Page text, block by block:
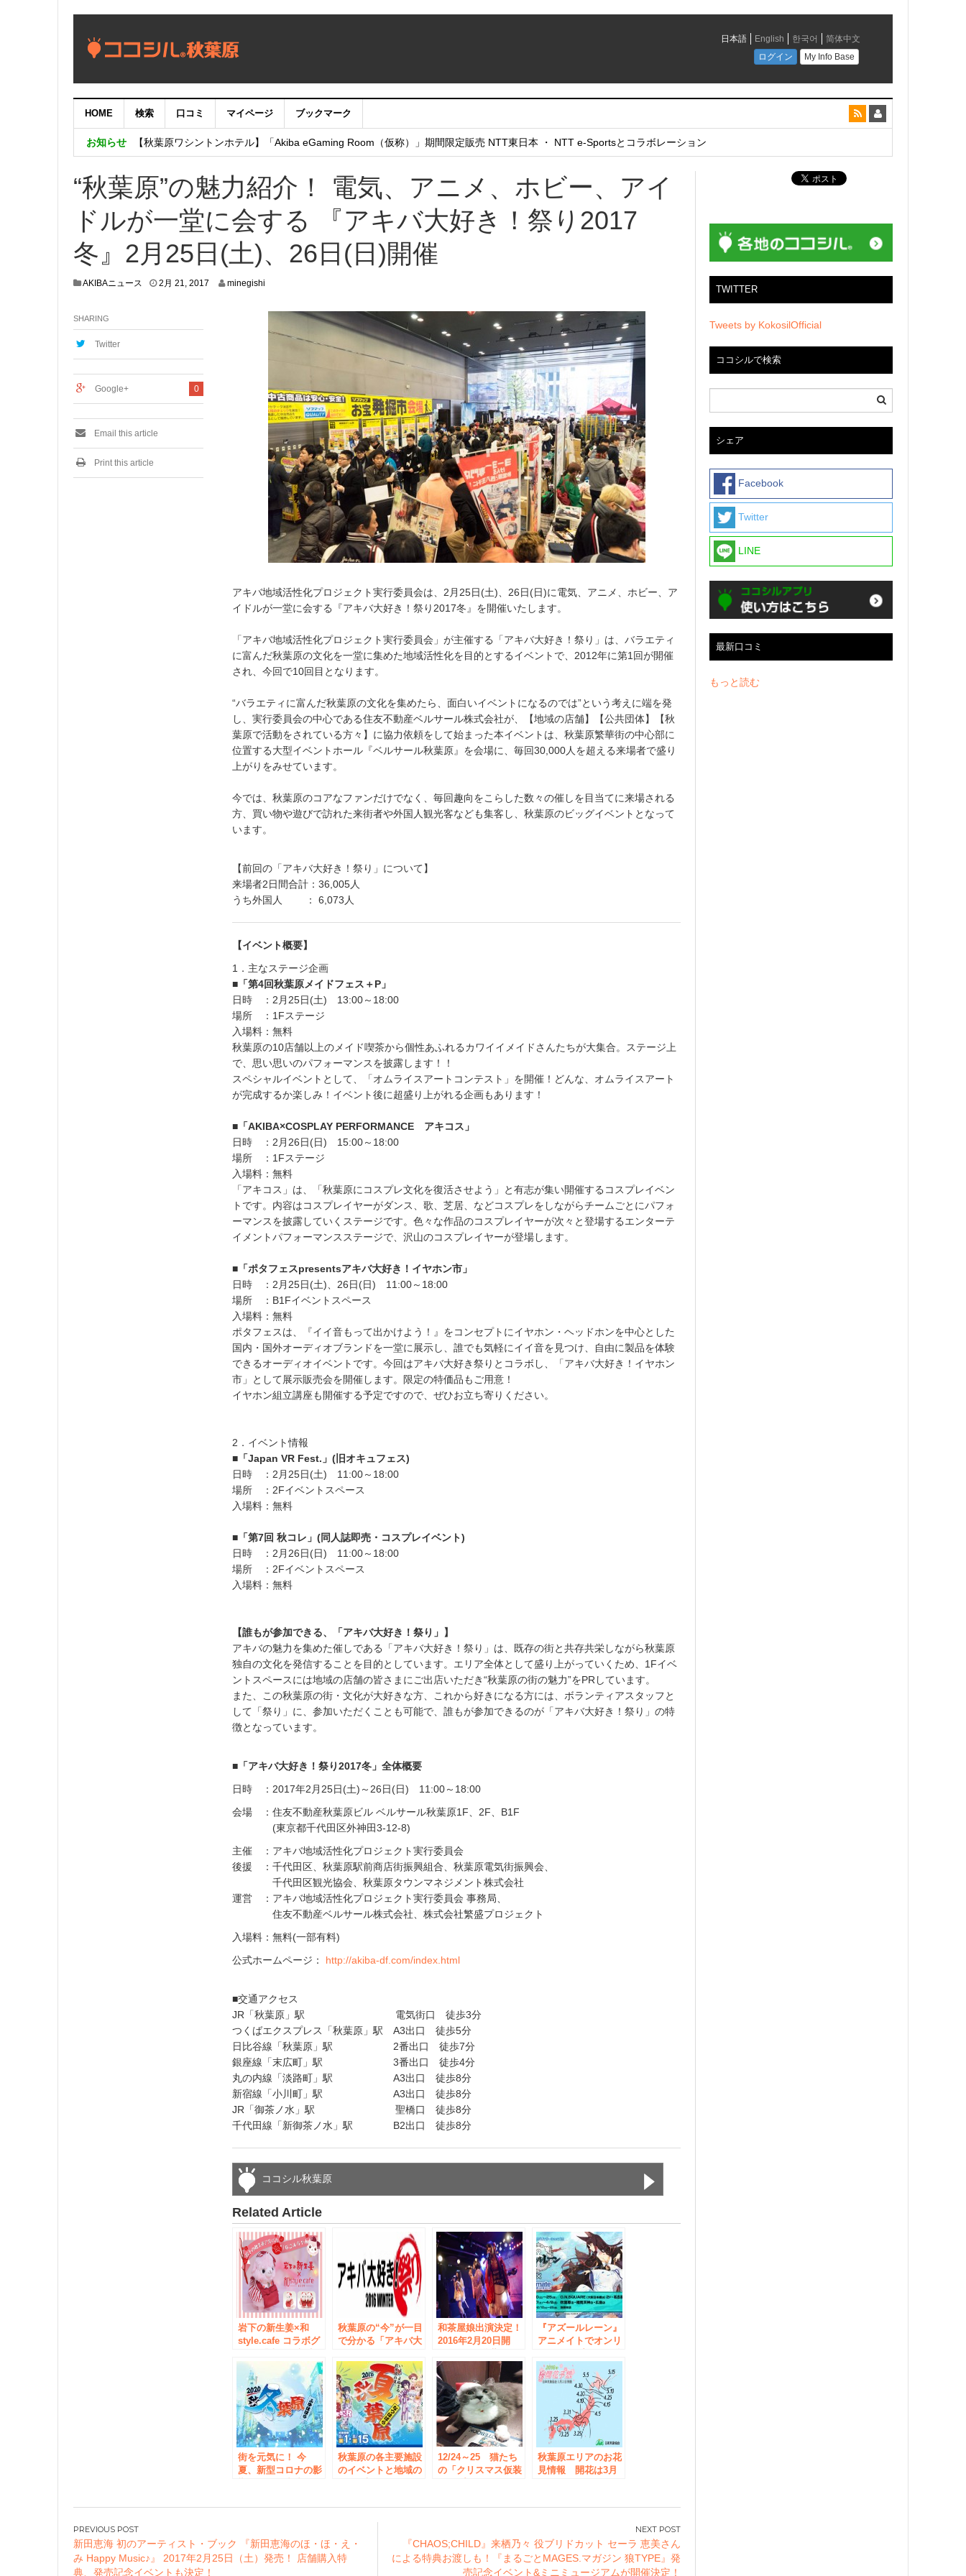
HOME 検索 口コミ マイページ ブックマーク
お知らせ
【重要：9月5日（火）22時】ココシル：アカウントサービス移行のお知らせ
【秋葉原ワシントンホテル】「Akiba eGaming Room（仮称）」期間限定販売 NTT東日本 ・ NTT e-Sportsとコラボレーション
“秋葉原”の魅力紹介！ 電気、アニメ、ホビー、アイ
ドルが一堂に会する 『アキバ大好き！祭り2017
冬』2月25日(土)、26日(日)開催
AKIBAニュース 2月 21, 2017 minegishi
アキバ地域活性化プロジェクト実行委員会は、2月25日(土)、26日(日)に電気、アニメ、ホビー、ア
イドルが一堂に会する『アキバ大好き！祭り2017冬』を開催いたします。
「アキバ地域活性化プロジェクト実行委員会」が主催する「アキバ大好き！祭り」は、バラエティ
に富んだ秋葉原の文化を一堂に集めた地域活性化を目的とするイベントで、2012年に第1回が開催
され、今回で10回目となります。
“バラエティに富んだ秋葉原の文化を集めたら、面白いイベントになるのでは”という考えに端を発
し、実行委員会の中心である住友不動産ベルサール株式会社が、【地域の店舗】【公共団体】【秋
葉原で活動をされている方々】に協力依頼をして始まった本イベントは、秋葉原繁華街の中心部に
位置する大型イベントホール『ベルサール秋葉原』を会場に、毎回30,000人を超える来場者で盛り
上がりをみせています。
今では、秋葉原のコアなファンだけでなく、毎回趣向をこらした数々の催しを目当てに来場される
方、買い物や遊びで訪れた来街者や外国人観光客なども集客し、秋葉原のビッグイベントとなって
います。
【前回の「アキバ大好き！祭り」について】
来場者2日間合計：36,005人
うち外国人 ： 6,073人
【イベント概要】
1．主なステージ企画
■「第4回秋葉原メイドフェス＋P」
日時 ：2月25日(土) 13:00～18:00
場所 ：1Fステージ
入場料：無料
秋葉原の10店舗以上のメイド喫茶から個性あふれるカワイイメイドさんたちが大集合。ステージ上
で、思い思いのパフォーマンスを披露します！！
スペシャルイベントとして、「オムライスアートコンテスト」を開催！どんな、オムライスアート
が完成するか楽しみ！イベント後に超盛り上がれる企画もあります！
■「AKIBA×COSPLAY PERFORMANCE アキコス」
日時 ：2月26日(日) 15:00～18:00
場所 ：1Fステージ
入場料：無料
「アキコス」は、「秋葉原にコスプレ文化を復活させよう」と有志が集い開催するコスプレイベン
トです。内容はコスプレイヤーがダンス、歌、芝居、などコスプレをしながらチームごとにパフォ
ーマンスを披露していくステージです。色々な作品のコスプレイヤーが次々と登場するエンターテ
イメントパフォーマンスステージで、沢山のコスプレイヤーが登場します。
■「ポタフェスpresentsアキバ大好き！イヤホン市」
日時 ：2月25日(土)、26日(日) 11:00～18:00
場所 ：B1Fイベントスペース
入場料：無料
ポタフェスは、『イイ音もって出かけよう！』をコンセプトにイヤホン・ヘッドホンを中心とした
国内・国外オーディオブランドを一堂に展示し、誰でも気軽にイイ音を見つけ、自由に製品を体験
できるオーディオイベントです。今回はアキバ大好き祭りとコラボし、「アキバ大好き！イヤホン
市」として展示販売会を開催します。限定の特価品もご用意！
イヤホン組立講座も開催する予定ですので、ぜひお立ち寄りください。
2．イベント情報
■「Japan VR Fest.」(旧オキュフェス)
日時 ：2月25日(土) 11:00～18:00
場所 ：2Fイベントスペース
入場料：無料
■「第7回 秋コレ」(同人誌即売・コスプレイベント)
日時 ：2月26日(日) 11:00～18:00
場所 ：2Fイベントスペース
入場料：無料
【誰もが参加できる、「アキバ大好き！祭り」】
アキバの魅力を集めた催しである「アキバ大好き！祭り」は、既存の街と共存共栄しながら秋葉原
独自の文化を発信することを目的としています。エリア全体として盛り上がっていくため、1Fイベ
ントスペースには地域の店舗の皆さまにご出店いただき“秋葉原の街の魅力”をPRしています。
また、この秋葉原の街・文化が大好きな方、これから好きになる方には、ボランティアスタッフと
して「祭り」に、参加いただくことも可能で、誰もが参加できるのが「アキバ大好き！祭り」の特
徴となっています。
■「アキバ大好き！祭り2017冬」全体概要
日時 ：2017年2月25日(土)～26日(日) 11:00～18:00
会場 ：住友不動産秋葉原ビル ベルサール秋葉原1F、2F、B1F
(東京都千代田区外神田3-12-8)
主催 ：アキバ地域活性化プロジェクト実行委員会
後援 ：千代田区、秋葉原駅前商店街振興組合、秋葉原電気街振興会、
千代田区観光協会、秋葉原タウンマネジメント株式会社
運営 ：アキバ地域活性化プロジェクト実行委員会 事務局、
住友不動産ベルサール株式会社、株式会社繁盛プロジェクト
入場料：無料(一部有料)
公式ホームページ： http://akiba-df.com/index.html
■交通アクセス
JR「秋葉原」駅 電気街口 徒歩3分
つくばエクスプレス「秋葉原」駅 A3出口 徒歩5分
日比谷線「秋葉原」駅 2番出口 徒歩7分
銀座線「末広町」駅 3番出口 徒歩4分
丸の内線「淡路町」駅 A3出口 徒歩8分
新宿線「小川町」駅 A3出口 徒歩8分
JR「御茶ノ水」駅 聖橋口 徒歩8分
千代田線「新御茶ノ水」駅 B2出口 徒歩8分
ココシル秋葉原
Related Article
岩下の新生姜×和
style.cafe コラボグ
姜アルパカ なごみ
ちゃん」誕生
2017年2月25日販売
開始！
秋葉原の“今”が一目
で分かる「アキバ大
開催決定
和茶屋娘出演決定！
2016年2月20日開
イドフェス+1 inア
キバ大好き！祭り
『アズールレーン』
アニメイトでオンリ
葉原は来年3月より
街を元気に！ 今
夏、新型コロナの影
ント「夏葉原」を
秋葉原の各主要施設
のイベントと地域の
する、夏のイベント
PR企画「夏葉原
12/24～25 猫たち
の「クリスマス仮装
秋葉原エリアのお花
見情報 開花は3月
SHARING
Twitter
0
Google+
Email this article
Print this article
投
稿
ナ
新田恵海 初のアーティスト・ブック 『新田恵海のほ・ほ・え・
み Happy Music♪』 2017年2月25日（土）発売！ 店舗購入特
典、発売記念イベントも決定！
『CHAOS;CHILD』来栖乃々 役ブリドカット セーラ 恵美さん
による特典お渡しも！『まるごとMAGES.マガジン 狼TYPE』発
売記念イベント&ミニミュージアムが開催決定！
TWITTER
Tweets by KokosilOfficial
ココシルで検索
シェア
Facebook
Twitter
LINE
最新口コミ
もっと読む